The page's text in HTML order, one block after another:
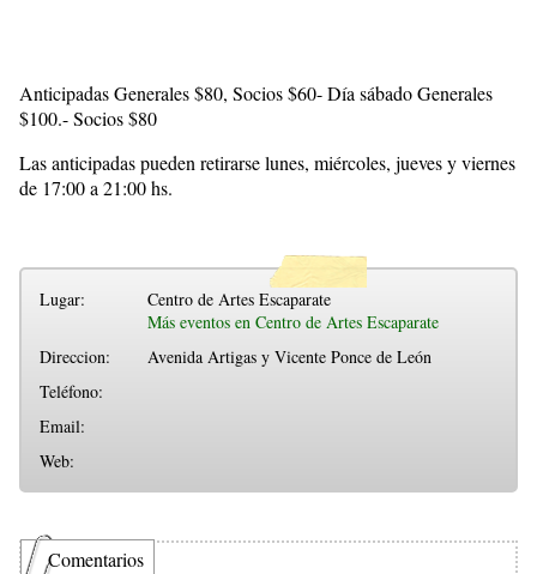
Anticipadas Generales $80, Socios $60- Día sábado Generales
$100.- Socios $80
Las anticipadas pueden retirarse lunes, miércoles, jueves y viernes
de 17:00 a 21:00 hs.
Lugar:
Centro de Artes Escaparate
Más eventos en Centro de Artes Escaparate
Direccion:
Avenida Artigas y Vicente Ponce de León
Teléfono:
Email:
Web:
Comentarios